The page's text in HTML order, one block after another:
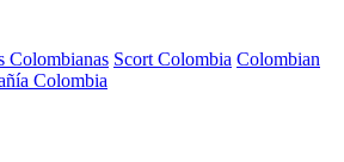
Colombianas Scort Colombia Colombian
Colombia